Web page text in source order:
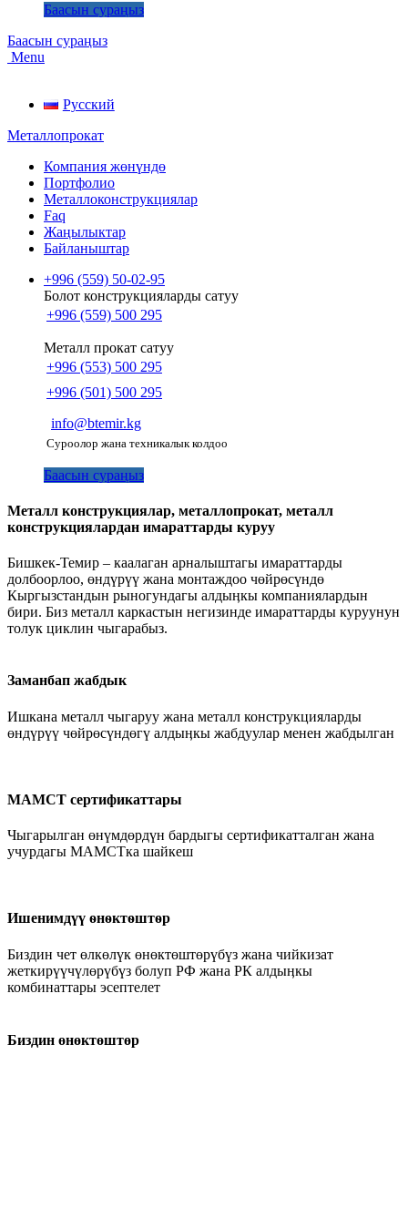
Баасын сураңыз
Баасын сураңыз
Menu
Русский
Металлопрокат
Компания жөнүндө
Портфолио
Металлоконструкциялар
Faq
Жаңылыктар
Байланыштар
+996 (559) 50-02-95
Болот конструкцияларды сатуу
+996 (559) 500 295
Металл прокат сатуу
+996 (553) 500 295
+996 (501) 500 295
info@btemir.kg
Суроолор жана техникалык колдоо
Баасын сураңыз
Металл конструкциялар, металлопрокат, металл
конструкциялардан имараттарды куруу
Бишкек-Темир – каалаган арналыштагы имараттарды
долбоорлоо, өндүрүү жана монтаждоо чөйрөсүндө
Кыргызстандын рыногундагы алдыӊкы компаниялардын
бири. Биз металл каркастын негизинде имараттарды куруунун
толук циклин чыгарабыз.
Заманбап жабдык
Ишкана металл чыгаруу жана металл конструкцияларды
өндүрүү чөйрөсүндөгү алдыӊкы жабдуулар менен жабдылган
МАМСТ сертификаттары
Чыгарылган өнүмдөрдүн бардыгы сертификатталган жана
учурдагы МАМСТка шайкеш
Ишенимдүү ѳнѳктѳштѳр
Биздин чет өлкөлүк өнөктөштөрүбүз жана чийкизат
жеткирүүчүлөрүбүз болуп РФ жана РК алдыӊкы
комбинаттары эсептелет
Биздин өнөктөштөр